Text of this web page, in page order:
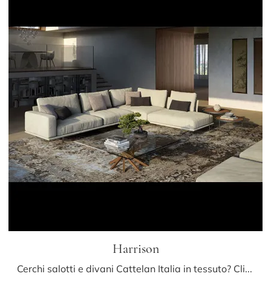
Harrison
Cerchi salotti e divani Cattelan Italia in tessuto? Clicca e scopri di più sul modello Harrison per spazi moderni.